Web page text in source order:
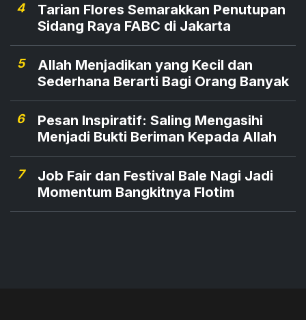
4
Tarian Flores Semarakkan Penutupan
Sidang Raya FABC di Jakarta
5
Allah Menjadikan yang Kecil dan
Sederhana Berarti Bagi Orang Banyak
6
Pesan Inspiratif: Saling Mengasihi
Menjadi Bukti Beriman Kepada Allah
7
Job Fair dan Festival Bale Nagi Jadi
Momentum Bangkitnya Flotim